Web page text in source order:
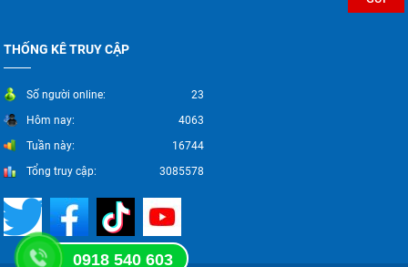
THỐNG KÊ TRUY CẬP
Số người online:
23
Hôm nay:
4063
Tuần này:
16744
Tổng truy cập:
3085578
0918 540 603